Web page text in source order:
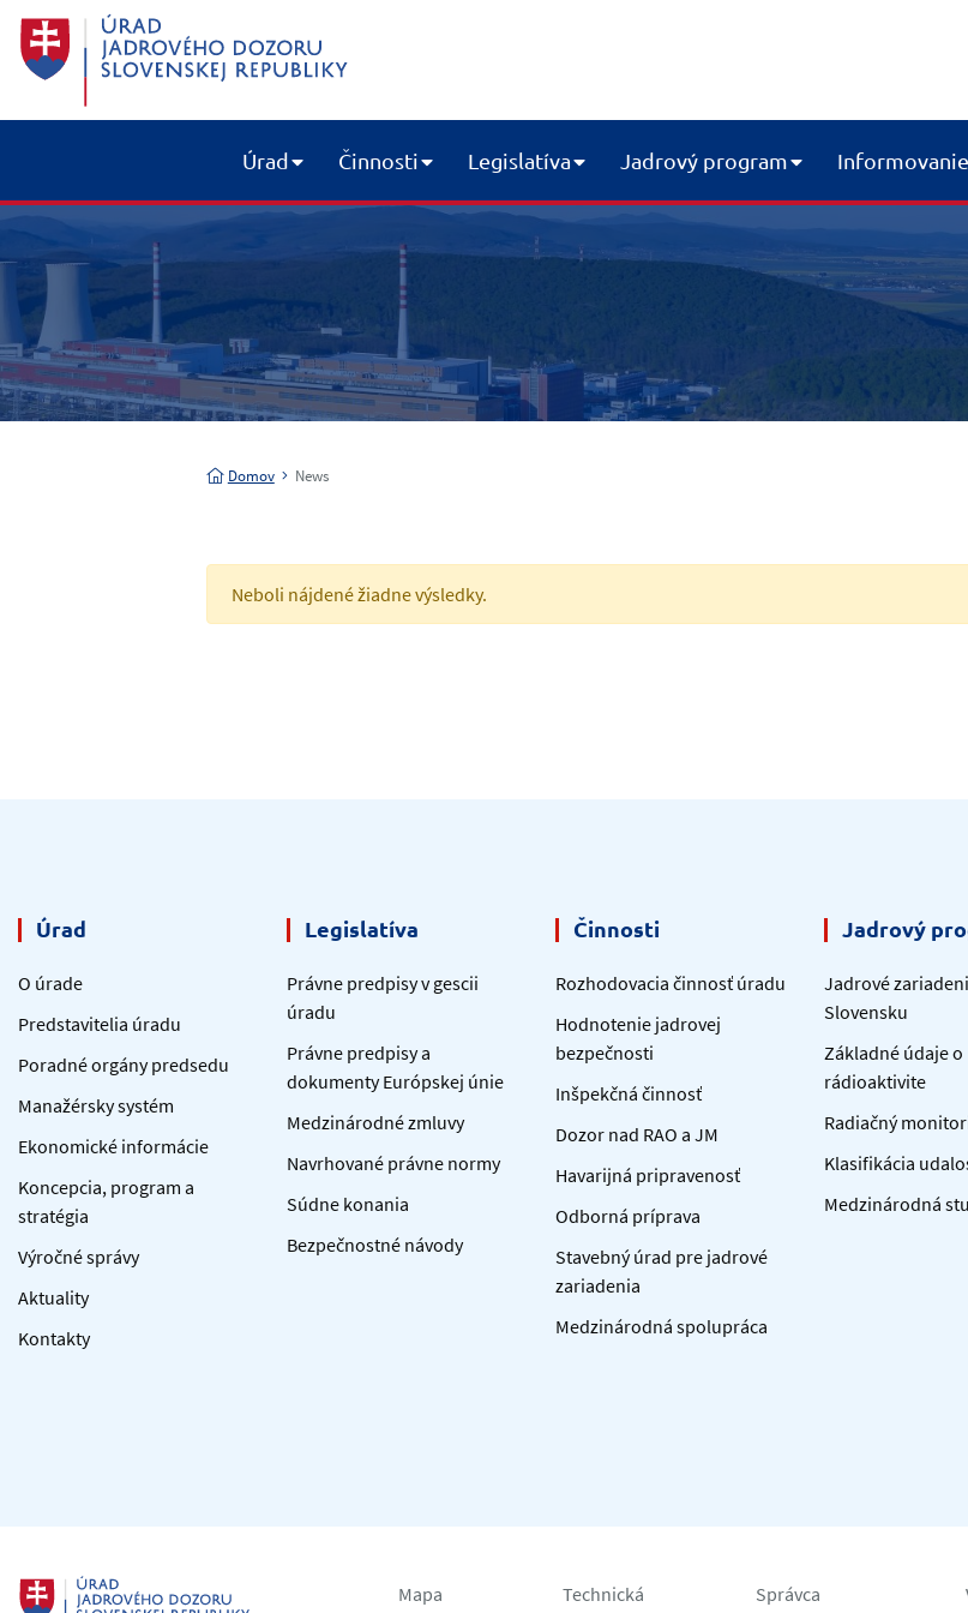
Úrad Činnosti Legislatíva Jadrový program
Domov News
Neboli nájdené žiadne výsledky.
Úrad
O úrade
Predstavitelia úradu
Poradné orgány predsedu
Manažérsky systém
Ekonomické informácie
Koncepcia, program a
stratégia
Výročné správy
Aktuality
Kontakty
Legislatíva
Právne predpisy v gescii
úradu
Právne predpisy a
dokumenty Európskej únie
Medzinárodné zmluvy
Navrhované právne normy
Súdne konania
Bezpečnostné návody
Činnosti
Rozhodovacia činnosť úradu
Hodnotenie jadrovej
bezpečnosti
Inšpekčná činnosť
Dozor nad RAO a JM
Havarijná pripravenosť
Odborná príprava
Stavebný úrad pre jadrové
zariadenia
Medzinárodná spolupráca
Jadrový
Jadrové
Slovensku
Základné údaje o
rádioaktivite
Radiačný
Klasifikácia
Medzinárodná
Mapa
Technická
Správca